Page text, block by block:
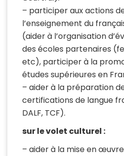
– participer aux actions
l’enseignement du
(aider à l’organisation
des écoles partenaires
etc), participer à la
études supérieures en
– aider à la préparation
certifications de langue
DALF, TCF).
sur le volet culturel :
– aider à la mise en